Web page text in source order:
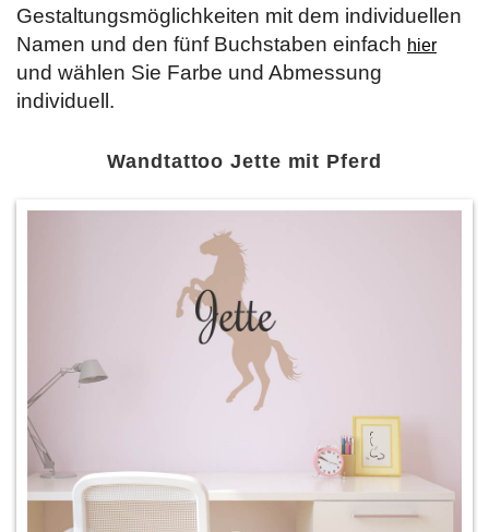
Gestaltungsmöglichkeiten mit dem individuellen
Namen und den fünf Buchstaben einfach hier
und wählen Sie Farbe und Abmessung
individuell.
Wandtattoo Jette mit Pferd